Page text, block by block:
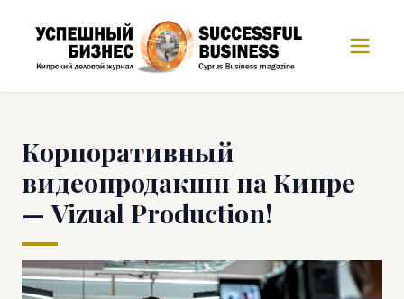
Корпоративный
видеопродакшн на Кипре
— Vizual Production!